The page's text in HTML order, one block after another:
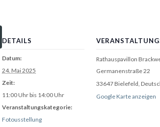
DETAILS
Datum:
24. Mai 2025
Zeit:
11:00 Uhr bis 14:00 Uhr
Veranstaltungskategorie:
Fotousstellung
Rathauspavillon
Germanenstraße 22
33647 Bielefeld
Google Karte anzeigen